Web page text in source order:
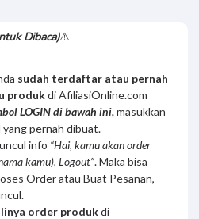
Dibaca)⚠️
sudah terdaftar atau pernah
produkdi AfiliasiOnline.com
LOGIN di bawah ini,masukkan
pernah dibuat.
info “Hai, kamu akan order
kamu), Logout”. Maka bisa
Order atau Buat Pesanan,
order produkdi